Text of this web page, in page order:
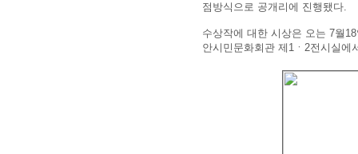
점방식으로 공개리에 진행됐다.
수상작에 대한 시상은 오는 7월
안시민문화회관 제1ㆍ2전시실